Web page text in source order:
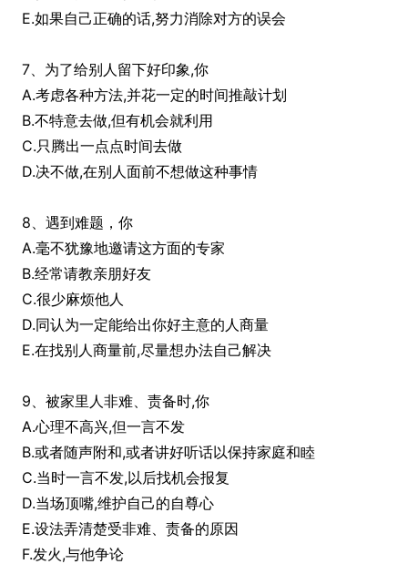
E.如果自己正确的话,努力消除对方的误会
7、为了给别人留下好印象,你
A.考虑各种方法,并花一定的时间推敲计划
B.不特意去做,但有机会就利用
C.只腾出一点点时间去做
D.决不做,在别人面前不想做这种事情
8、遇到难题，你
A.毫不犹豫地邀请这方面的专家
B.经常请教亲朋好友
C.很少麻烦他人
D.同认为一定能给出你好主意的人商量
E.在找别人商量前,尽量想办法自己解决
9、被家里人非难、责备时,你
A.心理不高兴,但一言不发
B.或者随声附和,或者讲好听话以保持家庭和睦
C.当时一言不发,以后找机会报复
D.当场顶嘴,维护自己的自尊心
E.设法弄清楚受非难、责备的原因
F.发火,与他争论